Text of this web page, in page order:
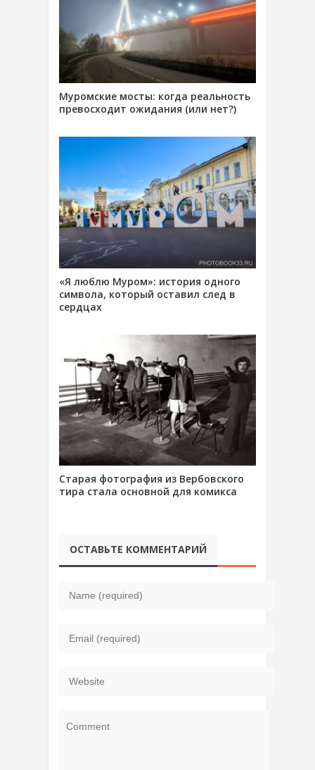
Муромские мосты: когда реальность
превосходит ожидания (или нет?)
«Я люблю Муром»: история одного
символа, который оставил след в
сердцах
Старая фотография из Вербовского
тира стала основной для комикса
ОСТАВЬТЕ КОММЕНТАРИЙ